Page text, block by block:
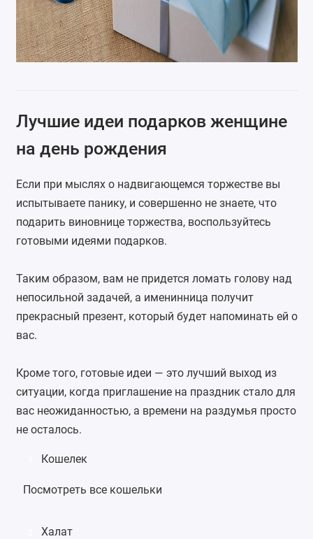
Лучшие идеи подарков женщине
на день рождения
Если при мыслях о надвигающемся торжестве вы
испытываете панику, и совершенно не знаете, что
подарить виновнице торжества, воспользуйтесь
готовыми идеями подарков.
Таким образом, вам не придется ломать голову над
непосильной задачей, а именинница получит
прекрасный презент, который будет напоминать ей о
вас.
Кроме того, готовые идеи — это лучший выход из
ситуации, когда приглашение на праздник стало для
вас неожиданностью, а времени на раздумья просто
не осталось.
Кошелек
Посмотреть все кошельки
Халат